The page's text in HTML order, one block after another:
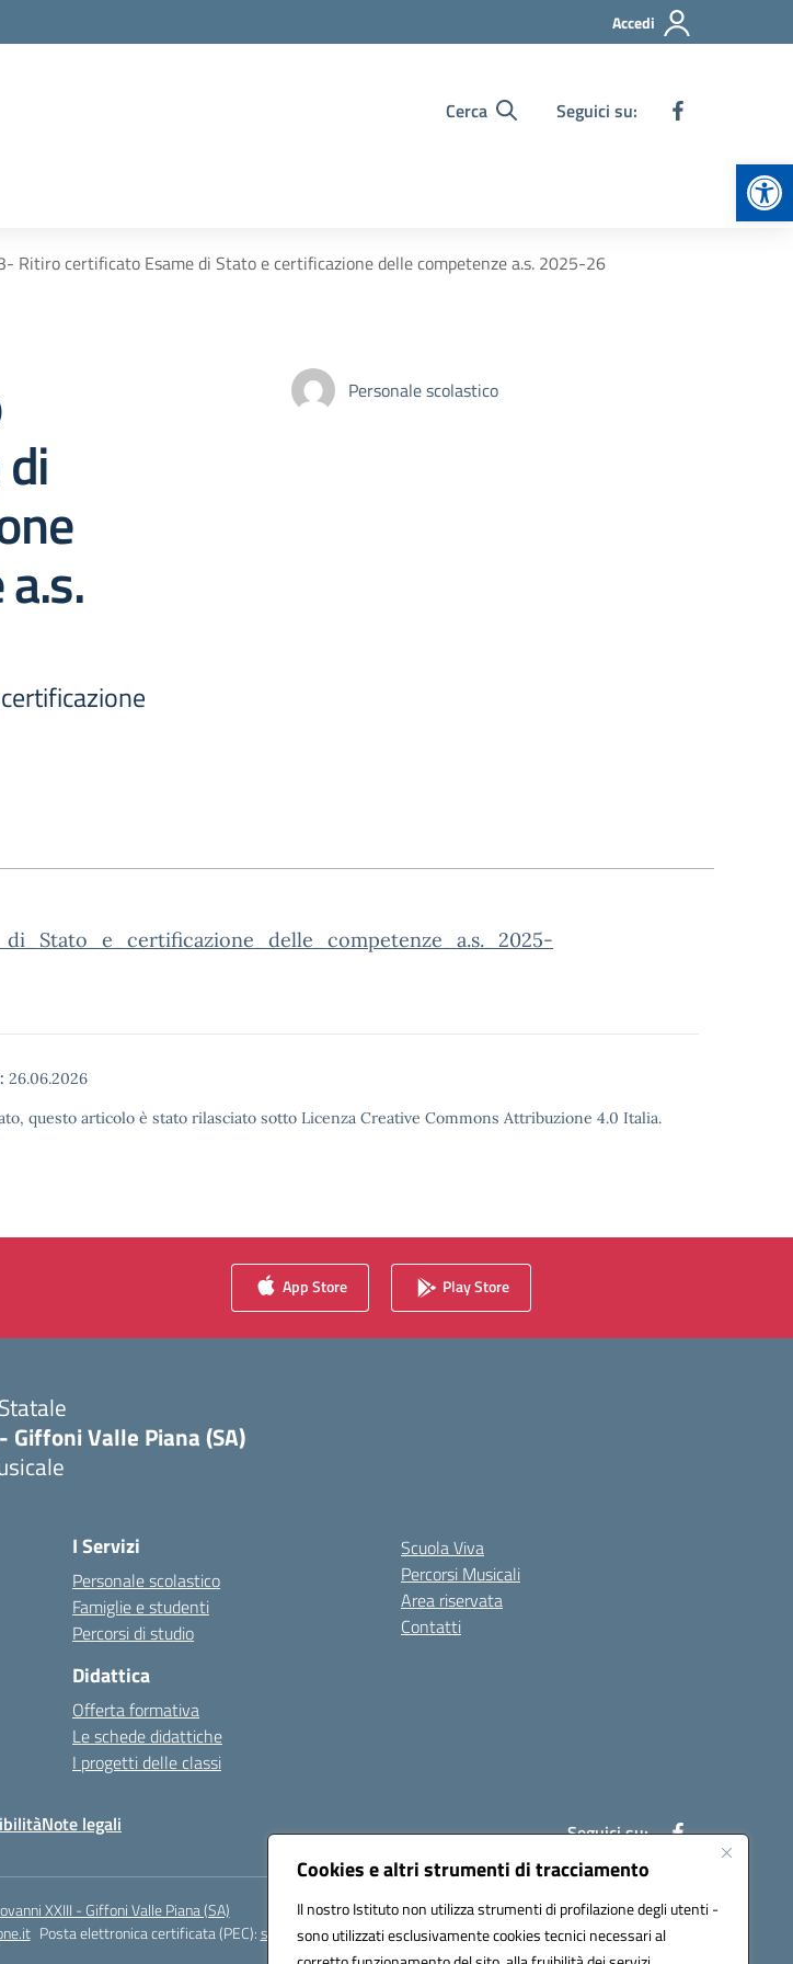
Cookies e altri strumenti di tracciamento
Il nostro Istituto non utilizza strumenti di profilazione degli utenti -
sono utilizzati esclusivamente cookies tecnici necessari al
Accedi
Cerca Seguici su:
Ritiro certificato Esame di Stato e certificazione delle competenze a.s. 2025-26
Personale scolastico
26.06.2026
questo articolo è stato rilasciato sotto Licenza Creative Commons Attribuzione 4.0 Italia.
App Store Play Store
Valle Piana (SA)
I Servizi
Personale scolastico
Famiglie e studenti
Percorsi di studio
Didattica
Offerta formativa
Le schede didattiche
I progetti delle classi
Scuola Viva
Percorsi Musicali
Area riservata
Contatti
Note legali Seguici su:
XXIII - Giffoni Valle Piana (SA)
Posta elettronica certificata (PEC):saic857007@pec.istruzione.it